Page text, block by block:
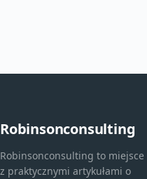
Robinsonconsulting
Robinsonconsulting to miejsce
z praktycznymi artykułami o